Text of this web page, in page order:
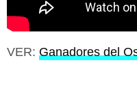
VER: Ganadores del